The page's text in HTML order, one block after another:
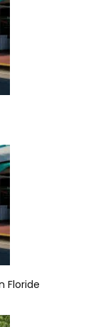
Floride